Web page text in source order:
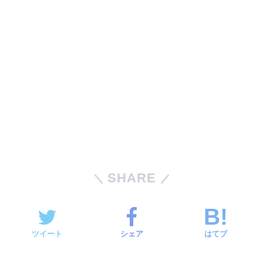
SHARE
ツイート シェア はてブ